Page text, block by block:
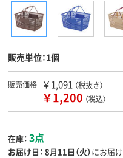
販売単位：1個
販売価格 ￥1,091 （税抜き）
￥1,200 （税込）
在庫： 3点
お届け日： 8月11日（火）にお届け